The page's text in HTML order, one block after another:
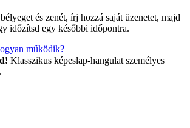
és zenét, írj hozzá saját üzenetet, majd
időzítsd egy későbbi időpontra.
működik?
Klasszikus képeslap-hangulat személyes